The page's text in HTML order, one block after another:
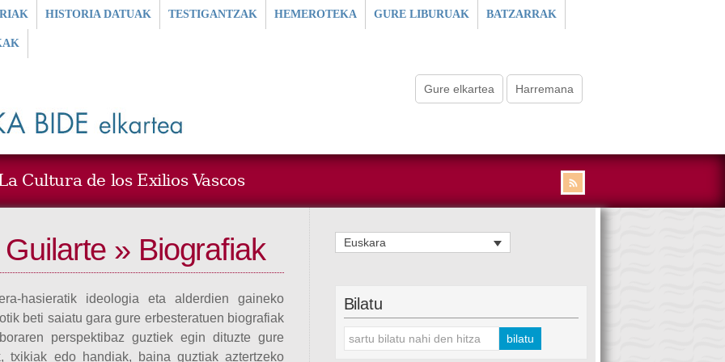
HISTORIA DATUAK TESTIGANTZAK HEMEROTEKA GURE LIBURUAK BATZARRAK
Gure elkartea Harremana
Cultura de los Exilios Vascos
» Biografiak
hasieratik ideologia eta alderdien gaineko
beti saiatu gara gure erbesteratuen biografiak
perspektibaz guztiek egin dituzte gure
txikiak edo handiak, baina guztiak aztertzeko
Euskara
Bilatu